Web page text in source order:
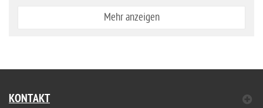
Mehr anzeigen
KONTAKT